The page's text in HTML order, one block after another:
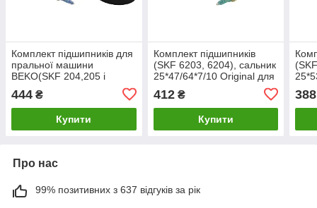
Комплект підшипників для
пральної машини
BEKO(SKF 204,205 і
444 ₴
Купити
Комплект підшипників
(SKF 6203, 6204), сальник
25*47/64*7/10 Original для
пральних машин Indesit,
Ariston.
412₴
Купити
388
Про нас
99% позитивних з 637 відгуків за рік